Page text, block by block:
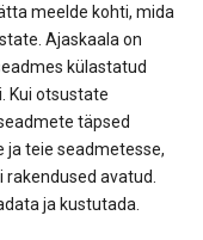
meelde kohti, mida
Ajaskaala on
külastatud
Kui otsustate
täpsed
ja teie seadmetesse,
rakendused avatud.
ja kustutada.